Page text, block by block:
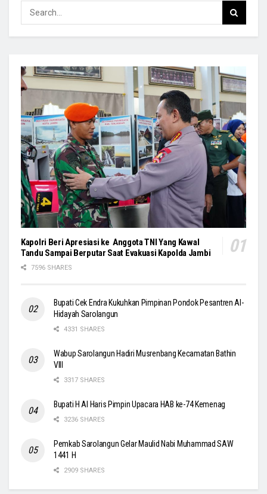
Kapolri Beri Apresiasi ke Anggota TNI Yang Kawal
Tandu Sampai Berputar Saat Evakuasi Kapolda Jambi
7596 SHARES
Bupati Cek Endra Kukuhkan Pimpinan Pondok Pesantren Al-
Hidayah Sarolangun
4331 SHARES
Wabup Sarolangun Hadiri Musrenbang Kecamatan Bathin
VIII
3317 SHARES
Bupati H Al Haris Pimpin Upacara HAB ke-74 Kemenag
3236 SHARES
Pemkab Sarolangun Gelar Maulid Nabi Muhammad SAW
1441 H
2909 SHARES